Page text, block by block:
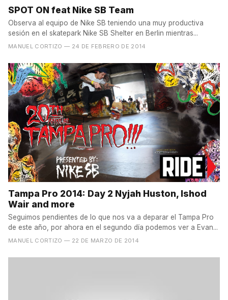
SPOT ON feat Nike SB Team
Observa al equipo de Nike SB teniendo una muy productiva
sesión en el skatepark Nike SB Shelter en Berlin mientras...
MANUEL CORTIZO — 24 DE FEBRERO DE 2014
Tampa Pro 2014: Day 2 Nyjah Huston, Ishod
Wair and more
Seguimos pendientes de lo que nos va a deparar el Tampa Pro
de este año, por ahora en el segundo día podemos ver a Evan...
MANUEL CORTIZO — 22 DE MARZO DE 2014